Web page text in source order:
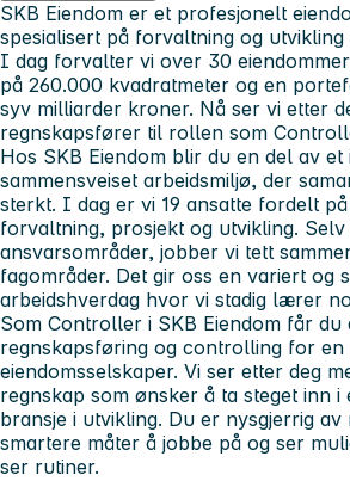
SKB Eiendom er et profesjonelt
spesialisert på forvaltning og
I dag forvalter vi over 30
på 260.000 kvadratmeter og en
syv milliarder kroner. Nå ser vi etter
regnskapsfører til rollen som
Hos SKB Eiendom blir du en del av
sammensveiset arbeidsmiljø, der
sterkt. I dag er vi 19 ansatte fordelt
forvaltning, prosjekt og utvikling.
ansvarsområder, jobber vi tett
fagområder. Det gir oss en variert og
arbeidshverdag hvor vi stadig lærer
Som Controller i SKB Eiendom får
regnskapsføring og controlling for
eiendomsselskaper. Vi ser etter deg
regnskap som ønsker å ta steget inn i
bransje i utvikling. Du er nysgjerrig
smartere måter å jobbe på og ser
ser rutiner.